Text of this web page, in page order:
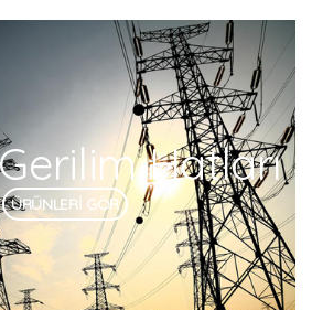
Hatları
ÜRÜNLERİ GÖR